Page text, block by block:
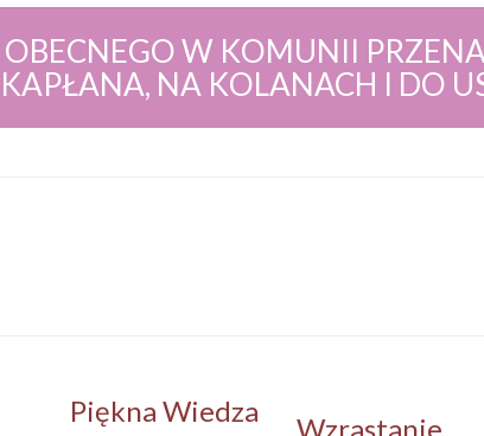
W KOMUNII
KAPŁANA, NA KOLANACH I DO
Piękna Wiedza
Wzrastanie